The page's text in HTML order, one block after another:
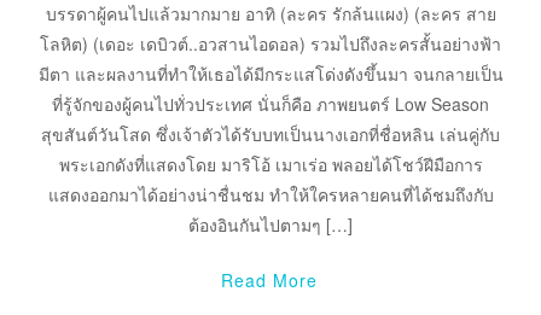
บรรดาผู้คนไปแล้วมากมาย อาทิ (ละคร รักล้นแผง) (ละคร สาย
โลหิต) (เดอะ เดบิวต์..อวสานไอดอล) รวมไปถึงละครสั้นอย่างฟ้า
มีตา และผลงานที่ทำให้เธอได้มีกระแสโด่งดังขึ้นมา จนกลายเป็น
ที่รู้จักของผู้คนไปทั่วประเทศ นั่นก็คือ ภาพยนตร์ Low Season
สุขสันต์วันโสด ซึ่งเจ้าตัวได้รับบทเป็นนางเอกที่ชื่อหลิน เล่นคู่กับ
พระเอกดังที่แสดงโดย มาริโอ้ เมาเร่อ พลอยได้โชว์ฝีมือการ
แสดงออกมาได้อย่างน่าชื่นชม ทำให้ใครหลายคนที่ได้ชมถึงกับ
ต้องอินกันไปตามๆ […]
Read More